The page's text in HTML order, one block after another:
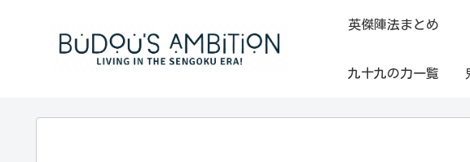
英傑陣法まとめ
九十九の力一覧